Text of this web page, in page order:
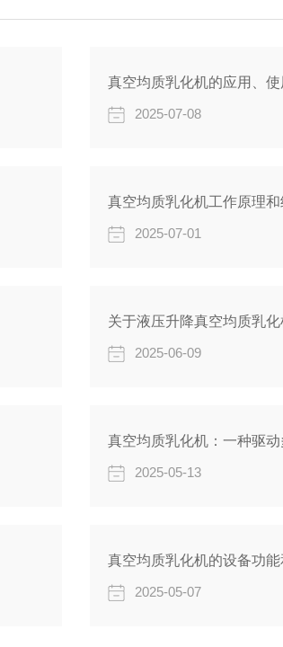
真空均质乳化机的应用、
2025-07-08
真空均质乳化机工作原理
2025-07-01
关于液压升降真空均质乳
2025-06-09
真空均质乳化机：一种驱
2025-05-13
真空均质乳化机的设备功
2025-05-07